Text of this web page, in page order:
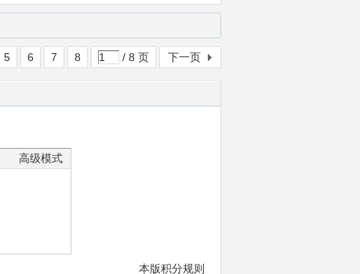
5 6 7 8 / 8 页 下一页
高级模式
本版积分规则